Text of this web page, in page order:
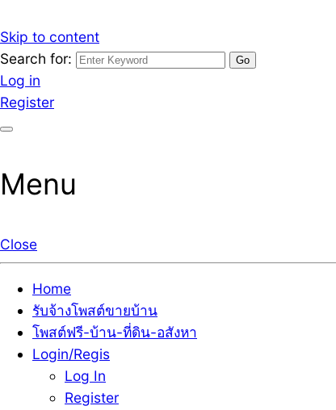
Skip to content
รับจ้างโพสต์ขายบ้านราคาถูก รับโพสต์ลงเว็บขายบ้าน
เว็บไซต์ รับจ้างโพสต์ขายบ้านราคาถูก อสังหา ทีดิน โพ
Search for:
Log in
Register
Menu
Close
Home
รับจ้างโพสต์ขายบ้าน
โพสต์ฟรี-บ้าน-ที่ดิน-อสังหา
Login/Regis
Log In
Register